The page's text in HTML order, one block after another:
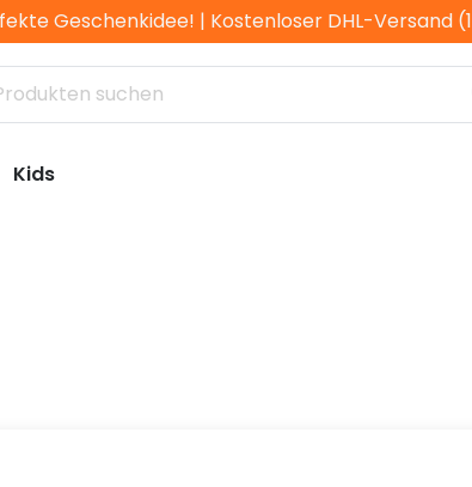
Geschenkidee! | Kostenloser DHL-Versand
Kids